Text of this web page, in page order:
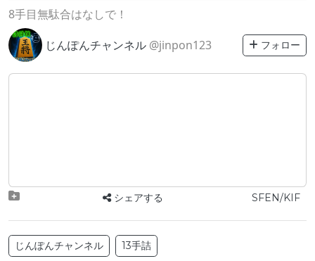
8手目無駄合はなしで！
じんぽんチャンネル @jinpon123 フォロー
シェアする SFEN/KIF
じんぽんチャンネル 13手詰